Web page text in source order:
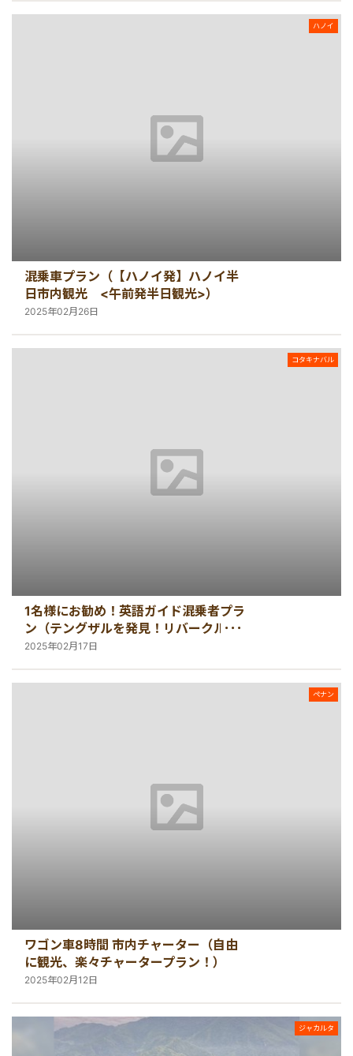
ハノイ
混乗車プラン（【ハノイ発】ハノイ半
日市内観光 <午前発半日観光>）
2025年02月26日
コタキナバル
1名様にお勧め！英語ガイド混乗者プラ
ン（テングザルを発見！リバークルー
ズと蛍観賞ツアー）
2025年02月17日
ペナン
ワゴン車8時間 市内チャーター（自由
に観光、楽々チャータープラン！）
2025年02月12日
ジャカルタ